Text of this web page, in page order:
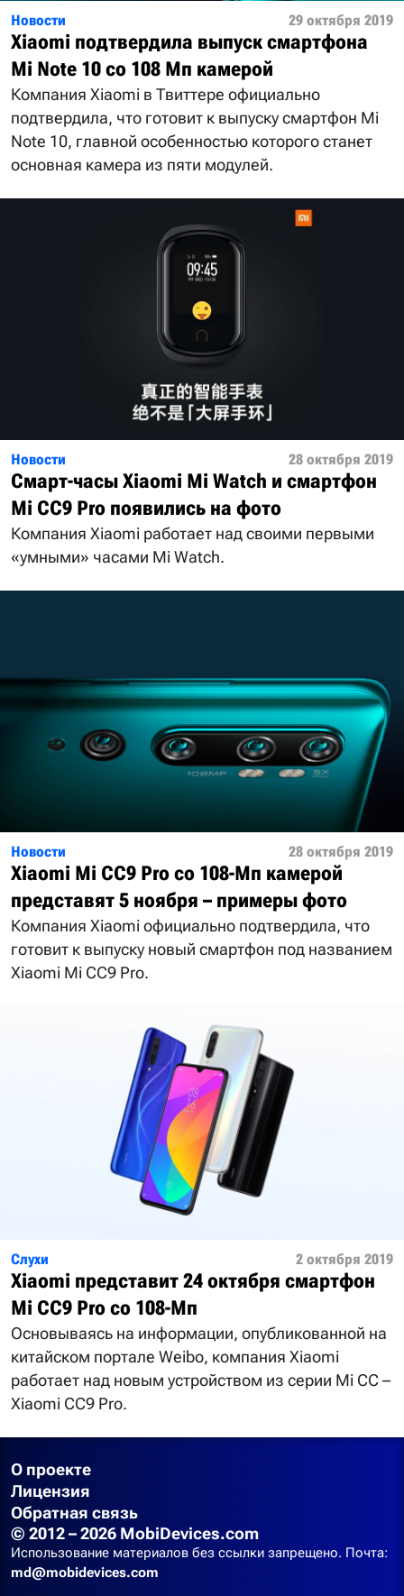
Новости 29 октября 2019
Xiaomi подтвердила выпуск смартфона
Mi Note 10 со 108 Мп камерой
Компания Xiaomi в Твиттере официально
подтвердила, что готовит к выпуску смартфон Mi
Note 10, главной особенностью которого станет
основная камера из пяти модулей.
Новости 28 октября 2019
Смарт-часы Xiaomi Mi Watch и смартфон
Mi CC9 Pro появились на фото
Компания Xiaomi работает над своими первыми
«умными» часами Mi Watch.
Новости 28 октября 2019
Xiaomi Mi CC9 Pro со 108-Мп камерой
представят 5 ноября – примеры фото
Компания Xiaomi официально подтвердила, что
готовит к выпуску новый смартфон под названием
Xiaomi Mi CC9 Pro.
Слухи 2 октября 2019
Xiaomi представит 24 октября смартфон
Mi CC9 Pro со 108-Мп
Основываясь на информации, опубликованной на
китайском портале Weibo, компания Xiaomi
работает над новым устройством из серии Mi CC –
Xiaomi CC9 Pro.
О проекте
Лицензия
Обратная связь
© 2012 – 2026 MobiDevices.com
Использование материалов без ссылки запрещено. Почта:
md@mobidevices.com